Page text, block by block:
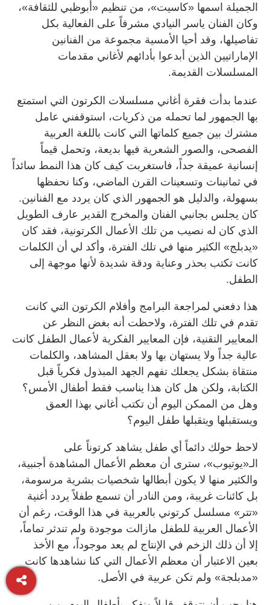
الجميلة اسمها «كاسيت»، من تنظيم «أبوظبي للثقافة»،
وكان الفنان ياسر النيادي مشرفاً على الفعالية بكل
تفاصيلها، وقد أحيا الأمسية مجموعة من الفنانين
الإماراتيين الذين أبدعوا بأدائهم لأغاني مقدمات
المسلسلات القديمة.
عندما بدأت فقرة أغاني مسلسلات الكرتون التي استمتع
بها الجمهور لما تحمله من ذكريات، استوقفني عامل
مشترك بين جميع كلماتها التي كانت باللغة العربية
الفصحى، والصور الشعرية فيها بديعة، وتحمل قيماً
إنسانية عميقة جداً، فاستغربت كيف كان هذا النمط سائداً
في ثمانينات وتسعينات القرن الماضي، وكنا نحفظها
بسهولة، والدليل هو الجمهور الذي كان يردد مع الفنانين.
كان يجلس بجانبي الفنان والمخرج القدير عارف الطويل
الذي كان له نصيب من تلك الأعمال الكرتونية، فقد كان
«يدبلج» الكثير منها في تلك الفترة، وأكد لي أن الكلمات
كانت تكتب بحذر وعناية ودقة شديدة لأنها موجهة إلى
الطفل.
هذا دفعني لمراجعة البرامج وأفلام الكرتون التي كانت
تقدم في تلك الفترة، ولاحظت أنه بغض النظر عن
المعايير التقنية، فإن المعايير الفكرية لأعمال الطفل كانت
عالية جداً ولا يستهان بها ولا بعقل المشاهد، والكلمات
منتقاة بشكل يجعلك تفهم الجهد المبذول فكرياً قبل
الكتابة، ولكن هل كان هذا يناسب فقط أطفال الأمس؟
وهل من الممكن اليوم أن تكتب أغاني بهذا العمق
ويستقبلها ويتقبلها طفل اليوم؟
لاحظ حولك دائماً أي طفل يشاهد كرتوناً على
الـ«يوتيوب»، سترى أن معظم الأعمال المشاهدة أجنبية،
والكثير منها لا يكون أبطالها شخصيات بشرية مرسومة،
بل كائنات غريبة، ومن النادر أن تسمع طفلاً يردد أغنية
«تتر» مسلسل كرتوني بالعربية في هذا الوقت، رغم أن
الأعمال العربية للطفل مازالت موجودة ولم تندثر تماماً،
إلا أن ذلك الزخم في الإنتاج لم يعد موجوداً، مع الأخذ
بعين الاعتبار أن معظم الأعمال التي كنا نشاهدها كانت
«مدبلجة» ولم تكن عربية في الأصل.